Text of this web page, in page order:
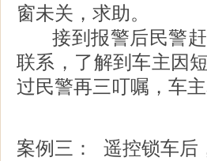
窗未关，求助。
接到报警后民警赶
联系，了解到车主因
过民警再三叮嘱，车
案例三： 遥控锁车后